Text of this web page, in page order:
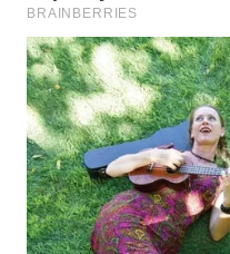
Escritos de
As meditações não
publicação, mas
de força e clareza
sofrimento
militares.